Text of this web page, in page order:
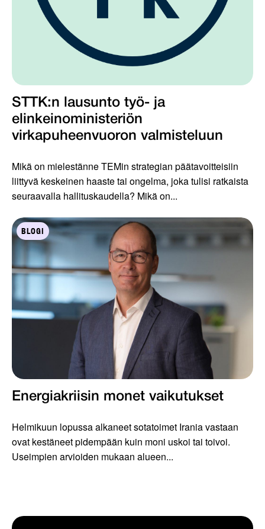
STTK:n lausunto työ- ja
elinkeinoministeriön
virkapuheenvuoron valmisteluun
Mikä on mielestänne TEMin strategian päätavoitteisiin
liittyvä keskeinen haaste tai ongelma, joka tulisi ratkaista
seuraavalla hallituskaudella? Mikä on...
BLOGI
Energiakriisin monet vaikutukset
Helmikuun lopussa alkaneet sotatoimet Irania vastaan
ovat kestäneet pidempään kuin moni uskoi tai toivoi.
Useimpien arvioiden mukaan alueen...